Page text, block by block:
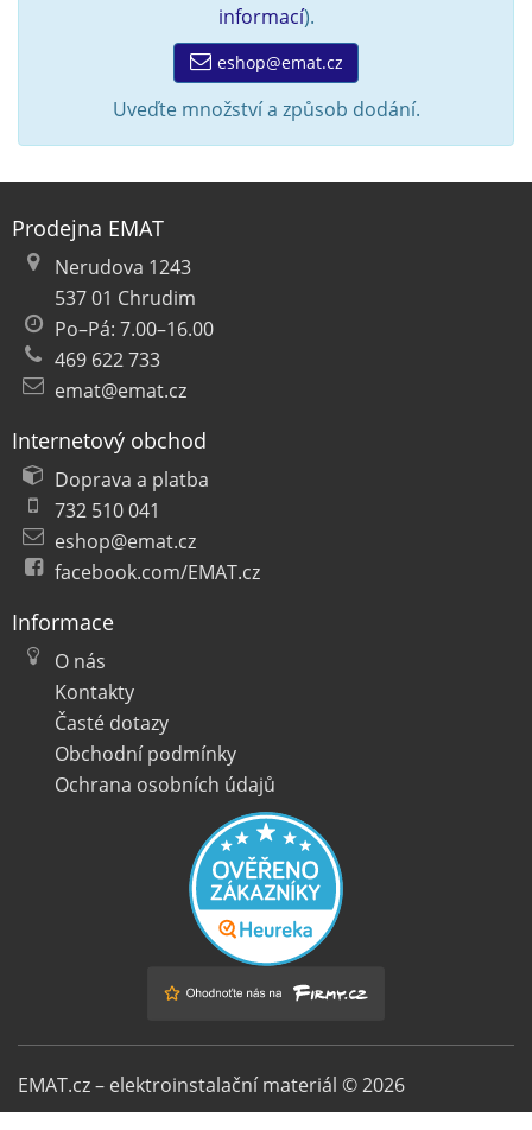
informací).
eshop@emat.cz
Uveďte množství a způsob dodání.
Prodejna EMAT
Nerudova 1243
537 01 Chrudim
Po–Pá: 7.00–16.00
469 622 733
emat@emat.cz
Internetový obchod
Doprava a platba
732 510 041
eshop@emat.cz
facebook.com/EMAT.cz
Informace
O nás
Kontakty
Časté dotazy
Obchodní podmínky
Ochrana osobních údajů
EMAT.cz – elektroinstalační materiál © 2026